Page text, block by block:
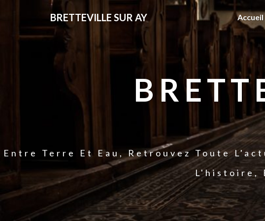
BRETTEVILLE SUR AY Accueil
Entre Terre Et Eau, Retrouvez Toute
L'histoire,